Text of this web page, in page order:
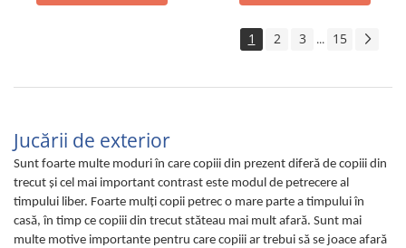
1 2 3 ... 15
Jucării de exterior
Sunt foarte multe moduri în care copiii din prezent diferă de copiii din
trecut şi cel mai important contrast este modul de petrecere al
timpului liber. Foarte mulţi copii petrec o mare parte a timpului în
casă, în timp ce copiii din trecut stăteau mai mult afară. Sunt mai
multe motive importante pentru care copiii ar trebui să se joace afară